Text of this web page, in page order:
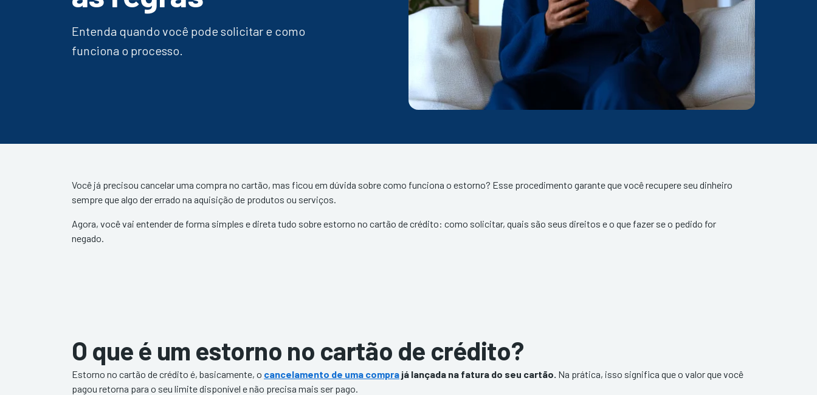
Entenda quando você pode solicitar e como
funciona o processo.
Você já precisou cancelar uma compra no cartão, mas ficou em dúvida sobre como funciona o estorno? Esse procedimento garante que você recupere seu dinheiro
sempre que algo der errado na aquisição de produtos ou serviços.
Agora, você vai entender de forma simples e direta tudo sobre estorno no cartão de crédito: como solicitar, quais são seus direitos e o que fazer se o pedido for
negado.
O que é um estorno no cartão de crédito?
Estorno no cartão de crédito é, basicamente, o cancelamento de uma compra já lançada na fatura do seu cartão. Na prática, isso significa que o valor que você
pagou retorna para o seu limite disponível e não precisa mais ser pago.